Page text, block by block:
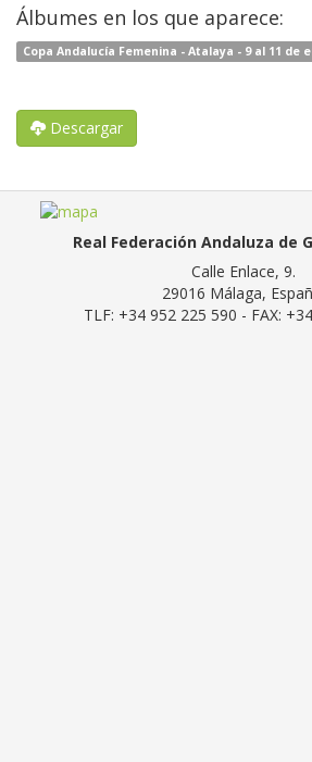
Álbumes en los que aparece:
Copa Andalucía Femenina - Atalaya - 9 al 11 de
Descargar
Real Federación Andaluza de
Calle Enlace, 9.
29016 Málaga,
TLF: +34 952 225 590 - FAX: